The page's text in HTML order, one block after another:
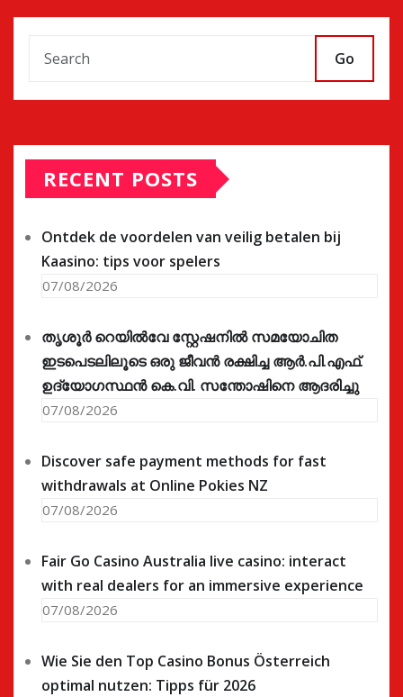
Go
RECENT POSTS
Ontdek de voordelen van veilig betalen bij
Kaasino: tips voor spelers
07/08/2026
തൃശൂർ റെയിൽവേ സ്റ്റേഷനിൽ സമയോചിത
ഇടപെടലിലൂടെ ഒരു ജീവൻ രക്ഷിച്ച ആർ.പി.എഫ്.
ഉദ്യോഗസ്ഥൻ കെ.വി. സന്തോഷിനെ ആദരിച്ചു
07/08/2026
Discover safe payment methods for fast
withdrawals at Online Pokies NZ
07/08/2026
Fair Go Casino Australia live casino: interact
with real dealers for an immersive experience
07/08/2026
Wie Sie den Top Casino Bonus Österreich
optimal nutzen: Tipps für 2026